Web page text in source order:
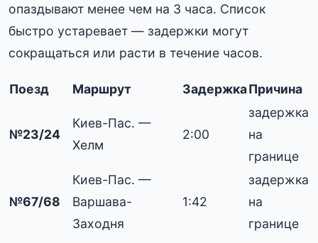
опаздывают менее чем на 3 часа. Список
быстро устаревает — задержки могут
сокращаться или расти в течение часов.
Поезд Маршрут ЗадержкаПричина
№23/24
Киев-Пас. —
Хелм
2:00
задержка
на
границе
№67/68
Киев-Пас. —
Варшава-
Заходня
1:42
задержка
на
границе